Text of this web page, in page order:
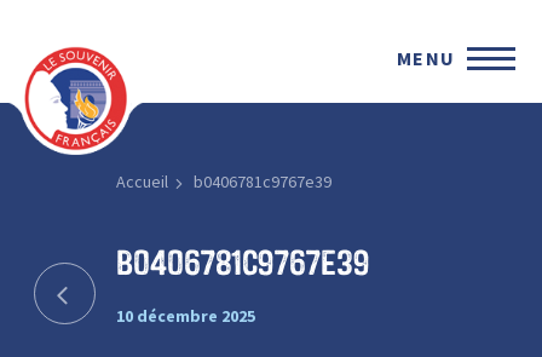
MENU
Accueil b0406781c9767e39
b0406781c9767e39
10 décembre 2025